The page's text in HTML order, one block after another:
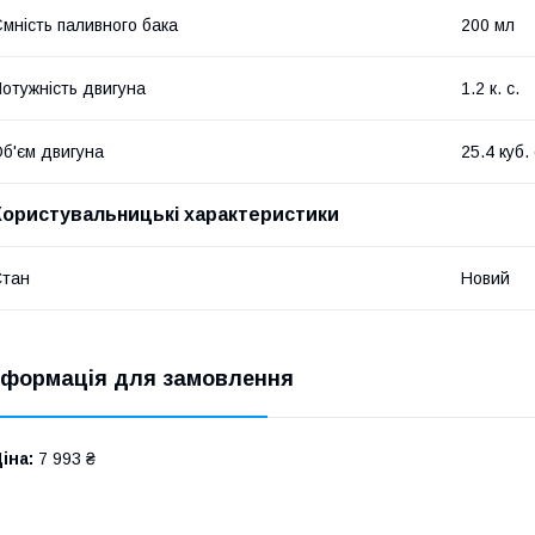
паливного бака 200 мл
двигуна 1.2 к. с.
двигуна 25.4 куб.
характеристики
Новий
для замовлення
7 993 ₴